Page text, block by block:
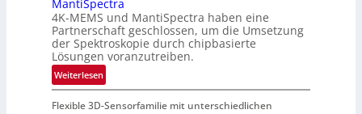
L
u
f
t
-
u
R
e
g
i
o
n
MantiSpectra
4K-MEMS und MantiSpectra haben eine
Partnerschaft geschlossen, um die Umsetzung
der Spektroskopie durch chipbasierte
Lösungen voranzutreiben.
Weiterlesen:
P
a
Flexible 3D-Sensorfamilie mit unterschiedlichen